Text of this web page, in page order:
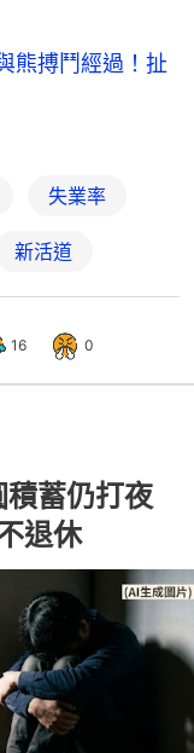
熊搏鬥經過！扯
失業率
新活道
16 0
蓄仍打夜
退休